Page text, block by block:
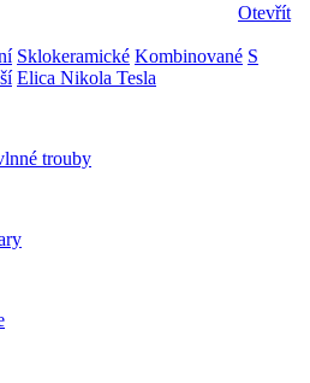
Otevřít
Sklokeramické Kombinované S
Elica Nikola Tesla
trouby